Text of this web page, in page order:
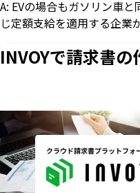
A: EVの場合もガソリン車
じ定額支給を適用する企業
INVOYで請求書の